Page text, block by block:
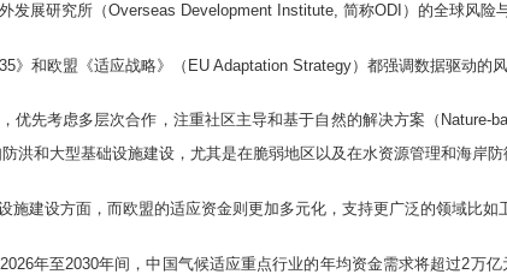
发展研究所（Overseas Development Institute, 简称ODI）的全球风险
》和欧盟《适应战略》（EU Adaptation Strategy）都强调数据驱动的
优先考虑多层次合作，注重社区主导和基于自然的解决方案（
洪和大型基础设施建设，尤其是在脆弱地区以及在水资源管理和海岸防
施建设方面，而欧盟的适应资金则更加多元化，支持更广泛的领域比如
年至2030年间，中国气候适应重点行业的年均资金需求将超过2万